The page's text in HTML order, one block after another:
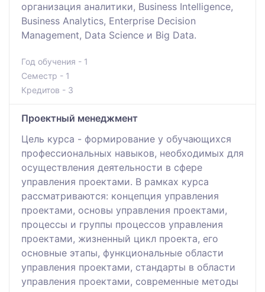
организация аналитики, Business Intelligence,
Business Analytics, Enterprise Decision
Management, Data Science и Big Data.
Год обучения - 1
Семестр - 1
Кредитов - 3
Проектный менеджмент
Цель курса - формирование у обучающихся
профессиональных навыков, необходимых для
осуществления деятельности в сфере
управления проектами. В рамках курса
рассматриваются: концепция управления
проектами, основы управления проектами,
процессы и группы процессов управления
проектами, жизненный цикл проекта, его
основные этапы, функциональные области
управления проектами, стандарты в области
управления проектами, современные методы